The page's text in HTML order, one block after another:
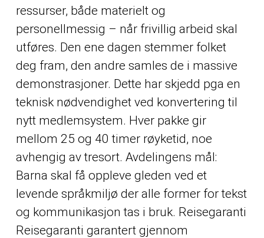
ressurser, både materielt og
personellmessig – når frivillig arbeid skal
utføres. Den ene dagen stemmer folket
deg fram, den andre samles de i massive
demonstrasjoner. Dette har skjedd pga en
teknisk nødvendighet ved konvertering til
nytt medlemsystem. Hver pakke gir
mellom 25 og 40 timer røyketid, noe
avhengig av tresort. Avdelingens mål:
Barna skal få oppleve gleden ved et
levende språkmiljø der alle former for tekst
og kommunikasjon tas i bruk. Reisegaranti
Reisegaranti garantert gjennom